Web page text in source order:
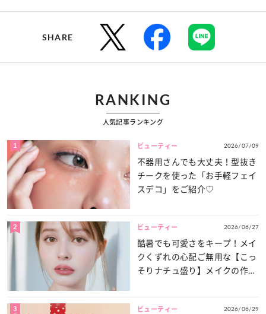
SHARE
RANKING
人気記事ランキング
1 ビューティー 2026/07/09
不器用さんでも大丈夫！型抜き
チークを使った「お手軽フェイ
スデコ」をご紹介♡
2 ビューティー 2026/06/27
酷暑でも可愛さをキープ！メイ
クくずれの心配ご無用な【こっ
そりナチュ盛り】メイクの作り
3 ビューティー 2026/06/29